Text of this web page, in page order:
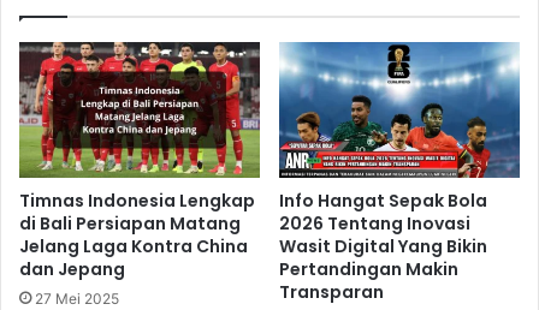
Timnas Indonesia Lengkap
di Bali Persiapan Matang
Jelang Laga Kontra China
dan Jepang
27 Mei 2025
Info Hangat Sepak Bola
2026 Tentang Inovasi
Wasit Digital Yang Bikin
Pertandingan Makin
Transparan